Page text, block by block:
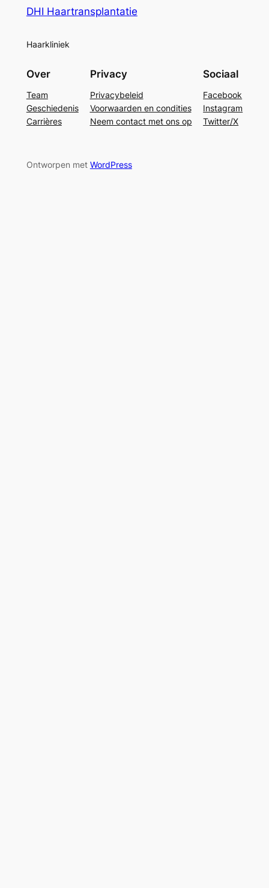
DHI Haartransplantatie
Haarkliniek
Over
Team
Geschiedenis
Carrières
Privacy
Privacybeleid
Voorwaarden en condities
Neem contact met ons op
Sociaal
Facebook
Instagram
Twitter/X
Ontworpen met WordPress